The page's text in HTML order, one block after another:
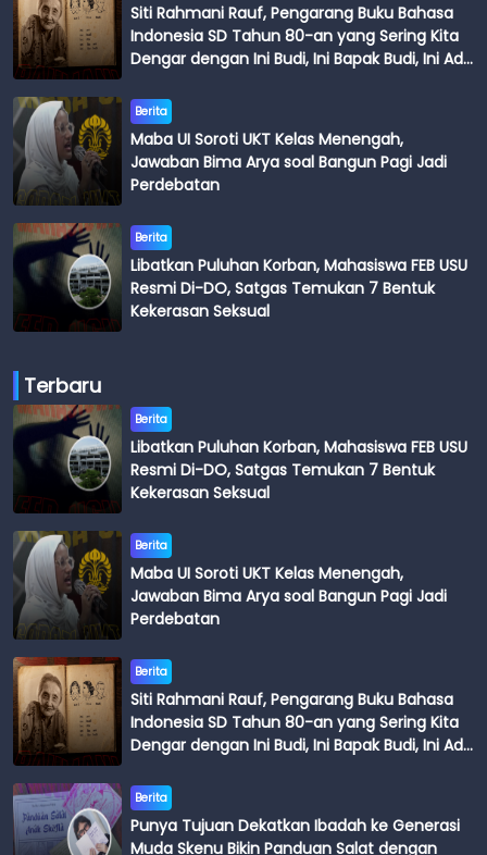
Siti Rahmani Rauf, Pengarang Buku Bahasa
Indonesia SD Tahun 80-an yang Sering Kita
Dengar dengan Ini Budi, Ini Bapak Budi, Ini Adik
Berita
Maba UI Soroti UKT Kelas Menengah,
Jawaban Bima Arya soal Bangun Pagi Jadi
Perdebatan
Berita
Libatkan Puluhan Korban, Mahasiswa FEB USU
Resmi Di-DO, Satgas Temukan 7 Bentuk
Kekerasan Seksual
Terbaru
Berita
Libatkan Puluhan Korban, Mahasiswa FEB USU
Resmi Di-DO, Satgas Temukan 7 Bentuk
Kekerasan Seksual
Berita
Maba UI Soroti UKT Kelas Menengah,
Jawaban Bima Arya soal Bangun Pagi Jadi
Perdebatan
Berita
Siti Rahmani Rauf, Pengarang Buku Bahasa
Indonesia SD Tahun 80-an yang Sering Kita
Dengar dengan Ini Budi, Ini Bapak Budi, Ini Adik
Berita
Punya Tujuan Dekatkan Ibadah ke Generasi
Muda Skenu Bikin Panduan Salat dengan